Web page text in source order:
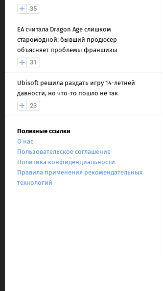
35
EA считала Dragon Age слишком
старомодной: бывший продюсер
объясняет проблемы франшизы
31
Ubisoft решила раздать игру 14-летней
давности, но что-то пошло не так
23
Полезные ссылки
О нас
Пользовательское соглашение
Политика конфиденциальности
Правила применения рекомендательных
технологий